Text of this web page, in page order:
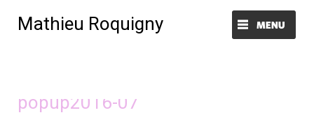
Mathieu Roquigny
Menu et widgets
popup2016-07